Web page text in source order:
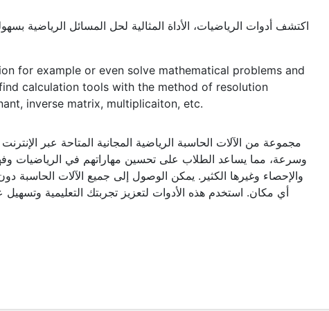
اكتشف أدوات الرياضيات، الأداة المثالية لحل المسائل الرياضية
for example or even solve mathematical problems and
calculation tools with the method of resolution
inverse matrix, multiplicaiton, etc.
مجموعة من الآلات الحاسبة الرياضية المجانية المتاحة عبر
وسرعة، مما يساعد الطلاب على تحسين مهاراتهم في الرياضيات
والإحصاء وغيرها الكثير. يمكن الوصول إلى جميع الآلات الحاسبة
أي مكان. استخدم هذه الأدوات لتعزيز تجربتك التعليمية